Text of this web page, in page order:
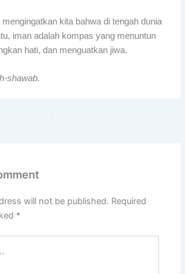
kita bahwa di tengah dunia
iman adalah kompas yang menuntun
hati, dan menguatkan jiwa.
shawab.
will not be published. Required
*